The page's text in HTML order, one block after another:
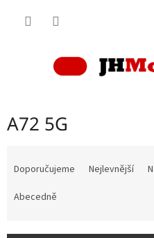
A72 5G
Doporučujeme Nejlevnější
Abecedně